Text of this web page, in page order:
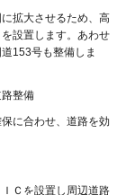
拡大させるため、高
設置します。あわせ
153号も整備しま
整備
に合わせ、道路を効
Ｃを設置し周辺道路